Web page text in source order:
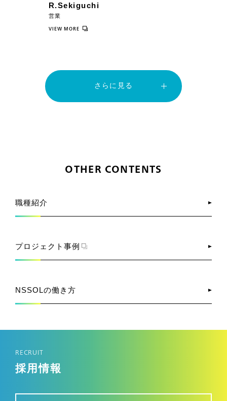
R.Sekiguchi
営業
VIEW MORE
さらに見る
OTHER CONTENTS
職種紹介
プロジェクト事例
NSSOLの働き方
採用情報
RECRUIT